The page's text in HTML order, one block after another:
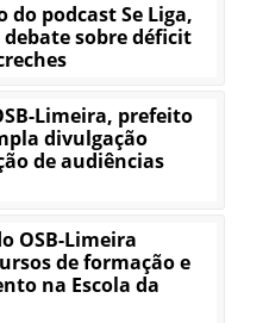
do podcast Se Liga,
sobre déficit
Limeira, prefeito
divulgação
de audiências
OSB-Limeira
de formação e
na Escola da